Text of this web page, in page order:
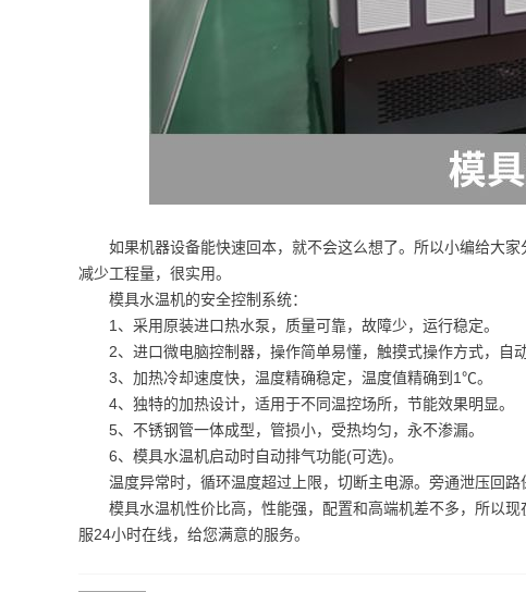
如果机器设备能快速回本，就不会这么想了。所以小编给大
减少工程量，很实用。
模具水温机的安全控制系统：
1、采用原装进口热水泵，质量可靠，故障少，运行稳定。
2、进口微电脑控制器，操作简单易懂，触摸式操作方式，自
3、加热冷却速度快，温度精确稳定，温度值精确到1℃。
4、独特的加热设计，适用于不同温控场所，节能效果明显。
5、不锈钢管一体成型，管损小，受热均匀，永不渗漏。
6、模具水温机启动时自动排气功能(可选)。
温度异常时，循环温度超过上限，切断主电源。旁通泄压回
模具水温机性价比高，性能强，配置和高端机差不多，所以现
服24小时在线，给您满意的服务。